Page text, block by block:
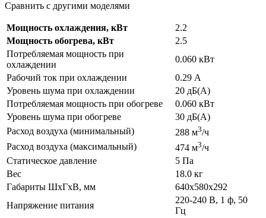
Сравнить с другими моделями
Мощность охлаждения, кВт
2.2
Мощность обогрева, кВт
2.5
Потребляемая мощность при
охлаждении
0.060 кВт
Рабочий ток при охлаждении
0.29 А
Уровень шума при охлаждении
20 дБ(А)
Потребляемая мощность при обогреве
0.060 кВт
Уровень шума при обогреве
30 дБ(А)
Расход воздуха (минимальный)
288 м3/ч
Расход воздуха (максимальный)
474 м3/ч
Статическое давление
5 Па
Вес
18.0 кг
Габариты ШхГхВ, мм
640x580x292
Напряжение питания
220-240 В, 1 ф, 50
Гц